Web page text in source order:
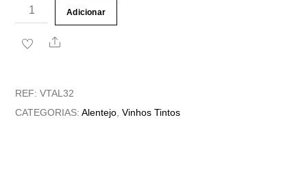
Quantidade
de
Vinho
Adicionar
Share
REF:VTAL32
CATEGORIAS:Alentejo ,Vinhos Tintos